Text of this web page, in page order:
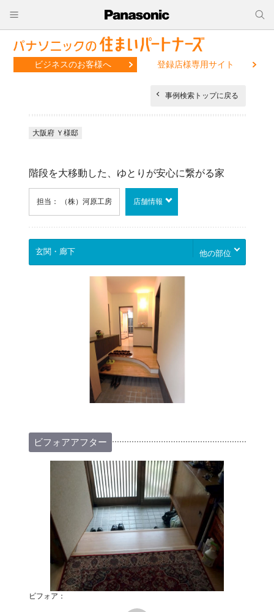
ビジネスのお客様へ 登録店様専用サイト
事例検索トップに戻る
大阪府 Ｙ様邸
階段を大移動した、ゆとりが安心に繋がる家
担当： （株）河原工房 店舗情報
他の部位
ビフォアアフター
ビフォア：